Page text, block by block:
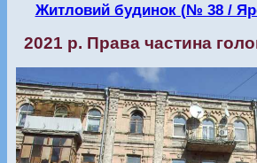
Житловий будинок (№ 38 /
2021 р. Права частина